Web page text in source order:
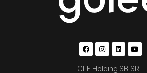
GLE Holding SB SRL